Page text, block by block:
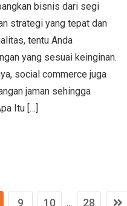
bisnis dari segi
strategi yang tepat dan
tentu Anda
yang sesuai keinginan.
social commerce juga
jaman sehingga
Itu […]
9 10 ... 28